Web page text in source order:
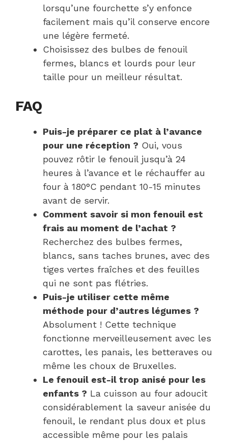
lorsqu’une fourchette s’y enfonce
facilement mais qu’il conserve encore
une légère fermeté.
Choisissez des bulbes de fenouil
fermes, blancs et lourds pour leur
taille pour un meilleur résultat.
FAQ
Puis-je préparer ce plat à l’avance
pour une réception ? Oui, vous
pouvez rôtir le fenouil jusqu’à 24
heures à l’avance et le réchauffer au
four à 180°C pendant 10-15 minutes
avant de servir.
Comment savoir si mon fenouil est
frais au moment de l’achat ?
Recherchez des bulbes fermes,
blancs, sans taches brunes, avec des
tiges vertes fraîches et des feuilles
qui ne sont pas flétries.
Puis-je utiliser cette même
méthode pour d’autres légumes ?
Absolument ! Cette technique
fonctionne merveilleusement avec les
carottes, les panais, les betteraves ou
même les choux de Bruxelles.
Le fenouil est-il trop anisé pour les
enfants ? La cuisson au four adoucit
considérablement la saveur anisée du
fenouil, le rendant plus doux et plus
accessible même pour les palais